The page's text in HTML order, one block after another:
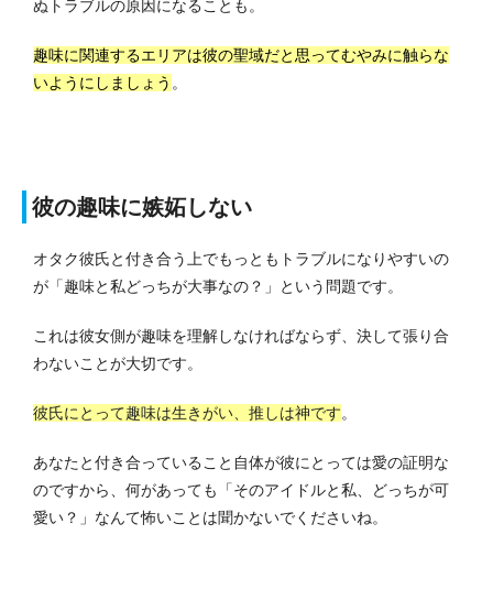
ぬトラブルの原因になることも。
趣味に関連するエリアは彼の聖域だと思ってむやみに触らな
いようにしましょう 。
彼の趣味に嫉妬しない
オタク彼氏と付き合う上でもっともトラブルになりやすいの
が「趣味と私どっちが大事なの？」という問題です。
これは彼女側が趣味を理解しなければならず、決して張り合
わないことが大切です。
彼氏にとって趣味は生きがい、推しは神です。
あなたと付き合っていること自体が彼にとっては愛の証明な
のですから、何があっても「そのアイドルと私、どっちが可
愛い？」なんて怖いことは聞かないでくださいね。